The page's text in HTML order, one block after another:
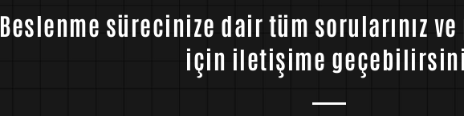
Beslenme sürecinize dair tüm sorularınız
için iletişime